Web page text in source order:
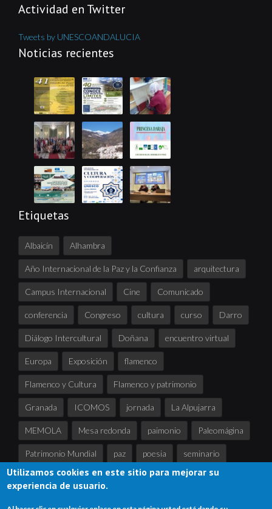
Actividad en Twitter
Tweets by UNESCOANDALUCIA
Noticias recientes
Etiquetas
Albaicín Alhambra
Año Internacional de la Paz y la Confianza arquitectura
Campus Internacional Cine Comunicado
conferencia Congreso cultura curso Darro
Diálogo Intercultural Doñana encuentro virtual
Europa Exposición flamenco
Flamenco y Cultura Flamenco y patrimonio
Granada ICOMOS jornada La Alpujarra
MEMOLA Mesa redonda paimonio Paleomágina
Patrimonio Mundial paz poesia seminario
Sierra Nevada tertulia UNESCO
Utilizamos cookies en este sitio para mejorar su
experiencia de usuario.